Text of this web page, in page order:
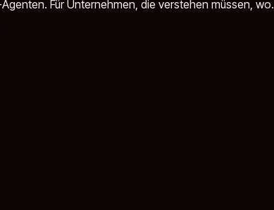
Für Unternehmen, die verstehen müssen, wo.